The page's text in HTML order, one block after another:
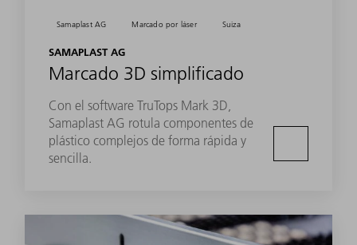
Samaplast AG Marcado por láser Suiza
SAMAPLAST AG
Marcado 3D simplificado
Con el software TruTops Mark 3D,
Samaplast AG rotula componentes de
plástico complejos de forma rápida y
sencilla.